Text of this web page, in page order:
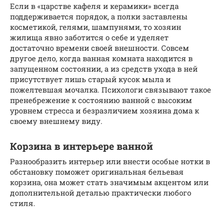
Если в «царстве кафеля и керамики» всегда
поддерживается порядок, а полки заставлены
косметикой, гелями, шампунями, то хозяин
жилища явно заботится о себе и уделяет
достаточно времени своей внешности. Совсем
другое дело, когда ванная комната находится в
запущенном состоянии, а из средств ухода в ней
присутствует лишь старый кусок мыла и
пожелтевшая мочалка. Психологи связывают такое
пренебрежение к состоянию ванной с высоким
уровнем стресса и безразличием хозяина дома к
своему внешнему виду.
Корзина в интерьере ванной
Разнообразить интерьер или внести особые нотки в
обстановку поможет оригинальная бельевая
корзина, она может стать значимым акцентом или
дополнительной деталью практически любого
стиля.